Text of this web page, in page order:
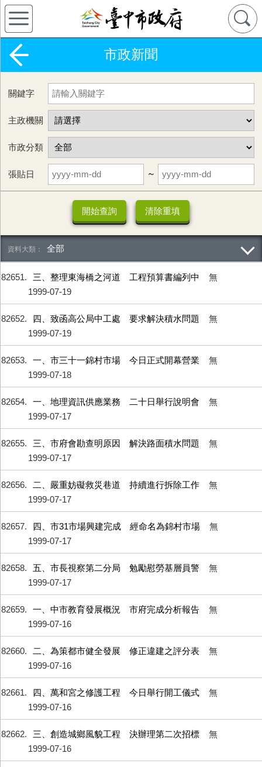
市政新聞
關鍵字
主政機關
市政分類
張貼日 ~
全部
82651 三、整理東海橋之河道 工程預算書編列中
無
1999-07-19
82652 四、致函高公局中工處 要求解決積水問題
無
1999-07-19
82653 一、市三十一錦村市場 今日正式開幕營業
無
1999-07-18
82654 一、地理資訊供應業務 二十日舉行說明會
無
1999-07-17
82655 三、市府會勘查明原因 解決路面積水問題
無
1999-07-17
82656 二、嚴重妨礙救災巷道 持續進行拆除工作
無
1999-07-17
82657 四、市31市場興建完成 經命名為錦村市場
無
1999-07-17
82658 五、市長視察第二分局 勉勵慰勞基層員警
無
1999-07-17
82659 一、中市教育發展概況 市府完成分析報告
無
1999-07-16
82660 二、為策都市健全發展 修正違建之評分表
無
1999-07-16
82661 四、萬和宮之修護工程 今日舉行開工儀式
無
1999-07-16
82662 三、創造城鄉風貌工程 決辦理第二次招標
無
1999-07-16